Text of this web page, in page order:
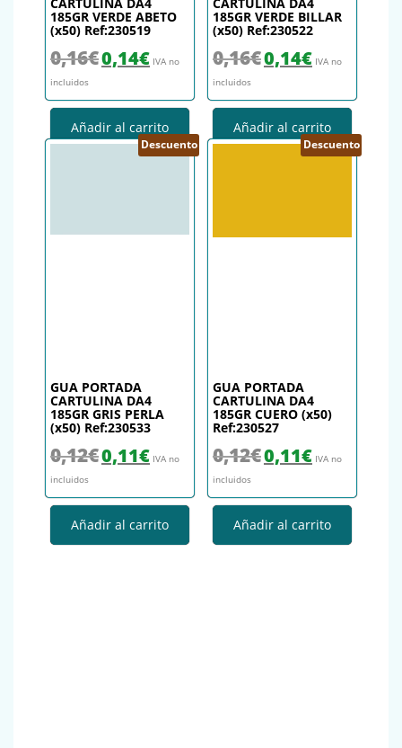
CARTULINA DA4
185GR VERDE ABETO
(x50) Ref:230519
0,16€ El precio original era: 0,16€.
0,14€El precio actual es: 0,14€.
IVA no
incluidos
Añadir al carrito
CARTULINA DA4
185GR VERDE BILLAR
(x50) Ref:230522
0,16€ El precio original era: 0,16€.
0,14€El precio actual
IVA no
incluidos
Añadir al carrito
Descuento
GUA PORTADA
CARTULINA DA4
185GR GRIS PERLA
(x50) Ref:230533
0,12€ El precio original era: 0,12€.
0,11€El precio actual es: 0,11€.
IVA no
incluidos
Añadir al carrito
Descuento
GUA PORTADA
CARTULINA DA4
185GR CUERO (x50)
Ref:230527
0,12€ El precio original era: 0,12€.
0,11€El precio actual
IVA no
incluidos
Añadir al carrito